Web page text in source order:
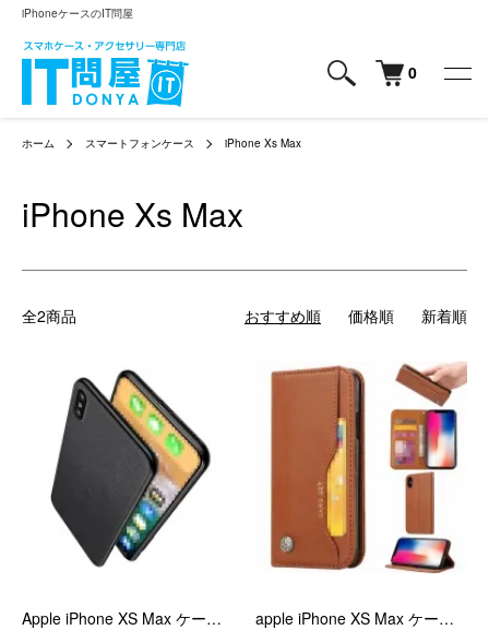
iPhoneケースのIT問屋
0
ホーム スマートフォンケース iPhone Xs Max
iPhone Xs Max
全2商品 おすすめ順 価格順 新着順
Apple iPhone XS Max ケース/カバー TPU かっこいい スリム アイフォンXS Max カバー ソフトケース/カバー スマフォ スマホ スマートフォンケース/カバー
apple iPhone XS Max ケース/カバー 手帳 レザー カバー おしゃれな カード収納付き アイフォンXS Max 手帳型レザー スマフォ スマホ スマートフォンケース/カバー